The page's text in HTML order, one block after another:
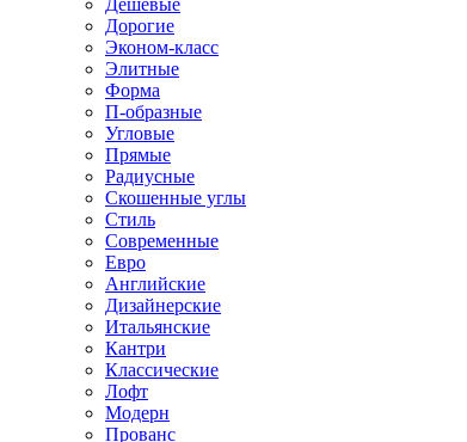
Дорогие
Эконом-класс
Элитные
Форма
П-образные
Угловые
Прямые
Радиусные
Скошенные углы
Стиль
Современные
Евро
Английские
Дизайнерские
Итальянские
Кантри
Классические
Лофт
Модерн
Прованс